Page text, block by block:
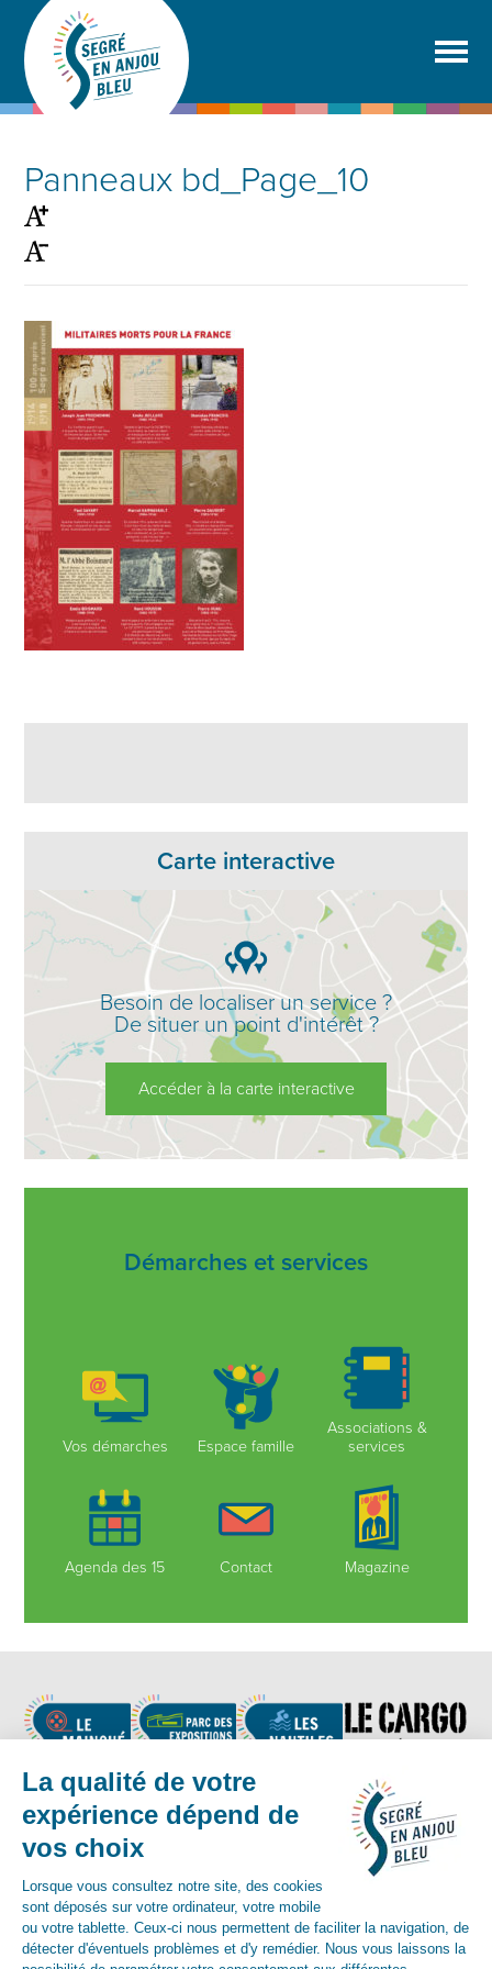
Panneaux bd_Page_10
Carte interactive
Besoin de localiser un service ?
De situer un point d'intérêt ?
Accéder à la carte interactive
Démarches et services
Vos démarches Espace famille
Associations &
services
Agenda des 15 Contact Magazine
Contact :
02 41 92 17 83
-
contact@segreenanjoubleu.fr
English Allemandespagnol